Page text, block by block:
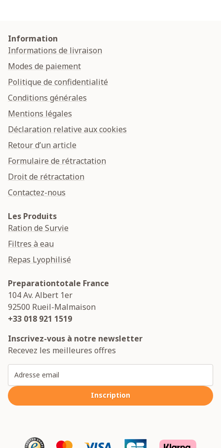
Information
Informations de livraison
Modes de paiement
Politique de confidentialité
Conditions générales
Mentions légales
Déclaration relative aux cookies
Retour d’un article
Formulaire de rétractation
Droit de rétractation
Contactez-nous
Les Produits
Ration de Survie
Filtres à eau
Repas Lyophilisé
Preparationtotale France
104 Av. Albert 1er
92500 Rueil-Malmaison
+33 018 921 1519
Inscrivez-vous à notre newsletter
Recevez les meilleures offres
Inscription